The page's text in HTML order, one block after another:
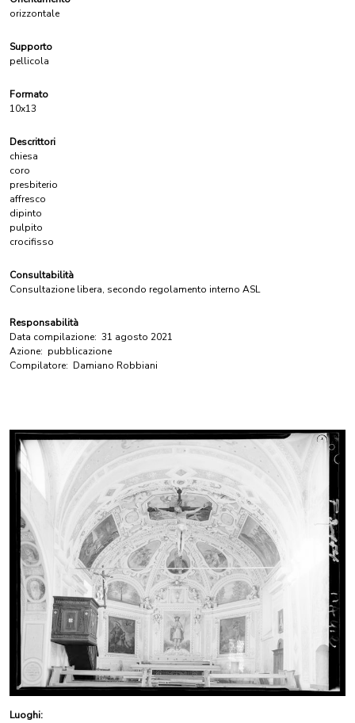
orizzontale
Supporto
pellicola
Formato
10x13
Descrittori
chiesa
coro
presbiterio
affresco
dipinto
pulpito
crocifisso
Consultabilità
Consultazione libera, secondo regolamento interno ASL
Responsabilità
Data compilazione: 31 agosto 2021
Azione: pubblicazione
Compilatore: Damiano Robbiani
Luoghi: